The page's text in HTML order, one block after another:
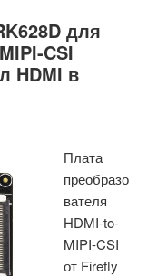
для
CSI
HDMI в
Плата
преобразо
вателя
HDMI-to-
MIPI-CSI
от Firefly